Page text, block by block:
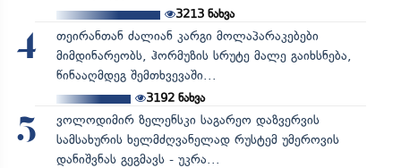
3213ნახვა
4
თეირანთან ძალიან კარგი მოლაპარაკებები
მიმდინარეობს, ჰორმუზის სრუტე მალე გაიხსნება,
წინააღმდეგ შემთხვევაში...
3192ნახვა
5
ვოლოდიმირ ზელენსკი საგარეო დაზვერვის
სამსახურის ხელმძღვანელად რუსტემ უმეროვის
დანიშვნას გეგმავს - უკრა...